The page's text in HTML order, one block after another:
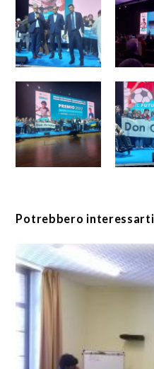
Potrebbero interessarti